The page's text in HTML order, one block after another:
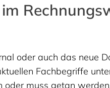
oder auch das neue
Fachbegriffe
oder muss getan